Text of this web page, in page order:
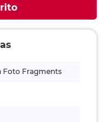
Foto Fragments